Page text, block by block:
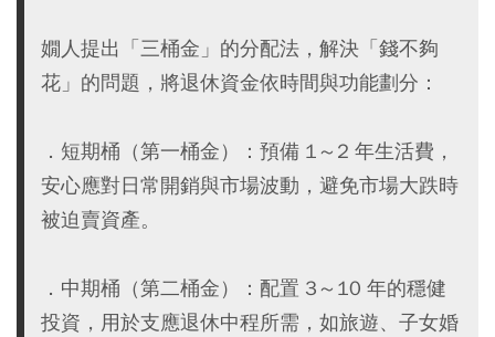
嫺人提出「三桶金」的分配法，解決「錢不夠
花」的問題，將退休資金依時間與功能劃分：
．短期桶（第一桶金）：預備 1～2 年生活費，
安心應對日常開銷與市場波動，避免市場大跌時
被迫賣資產。
．中期桶（第二桶金）：配置 3～10 年的穩健
投資，用於支應退休中程所需，如旅遊、子女婚